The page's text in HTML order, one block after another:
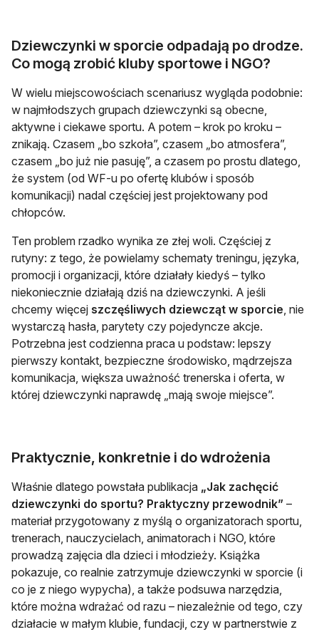
Dziewczynki w sporcie odpadają po drodze.
Co mogą zrobić kluby sportowe i NGO?
W wielu miejscowościach scenariusz wygląda podobnie:
w najmłodszych grupach dziewczynki są obecne,
aktywne i ciekawe sportu. A potem – krok po kroku –
znikają. Czasem „bo szkoła”, czasem „bo atmosfera”,
czasem „bo już nie pasuję”, a czasem po prostu dlatego,
że system (od WF-u po ofertę klubów i sposób
komunikacji) nadal częściej jest projektowany pod
chłopców.
Ten problem rzadko wynika ze złej woli. Częściej z
rutyny: z tego, że powielamy schematy treningu, języka,
promocji i organizacji, które działały kiedyś – tylko
niekoniecznie działają dziś na dziewczynki. A jeśli
chcemy więcej szczęśliwych dziewcząt w sporcie , nie
wystarczą hasła, parytety czy pojedyncze akcje.
Potrzebna jest codzienna praca u podstaw: lepszy
pierwszy kontakt, bezpieczne środowisko, mądrzejsza
komunikacja, większa uważność trenerska i oferta, w
której dziewczynki naprawdę „mają swoje miejsce”.
Praktycznie, konkretnie i do wdrożenia
Właśnie dlatego powstała publikacja „Jak zachęcić
dziewczynki do sportu? Praktyczny przewodnik” –
materiał przygotowany z myślą o organizatorach sportu,
trenerach, nauczycielach, animatorach i NGO, które
prowadzą zajęcia dla dzieci i młodzieży. Książka
pokazuje, co realnie zatrzymuje dziewczynki w sporcie (i
co je z niego wypycha), a także podsuwa narzędzia,
które można wdrażać od razu – niezależnie od tego, czy
działacie w małym klubie, fundacji, czy w partnerstwie z